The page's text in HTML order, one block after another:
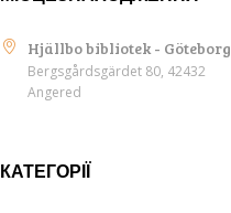
Hjällbo bibliotek - Göteborg
Bergsgårdsgärdet 80, 42432
Angered
КАТЕГОРІЇ